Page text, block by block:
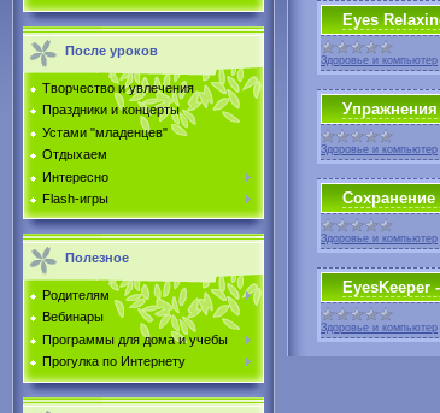
После уроков
Творчество и увлечения
Праздники и концерты
Устами "младенцев"
Отдыхаем
Интересно
Flash-игры
Полезное
Родителям
Вебинары
Программы для дома и учебы
Прогулка по Интернету
Eyes
Здоровье и компьютер
Упражнения
Здоровье и компьютер
Здоровье и компьютер
EyesKeeper
Здоровье и компьютер